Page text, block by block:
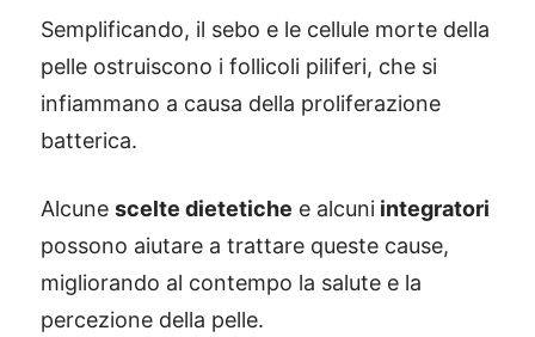
Semplificando, il sebo e le cellule morte della
pelle ostruiscono i follicoli piliferi, che si
infiammano a causa della proliferazione
batterica.
Alcune scelte dietetiche e alcuni integratori
possono aiutare a trattare queste cause,
migliorando al contempo la salute e la
percezione della pelle.